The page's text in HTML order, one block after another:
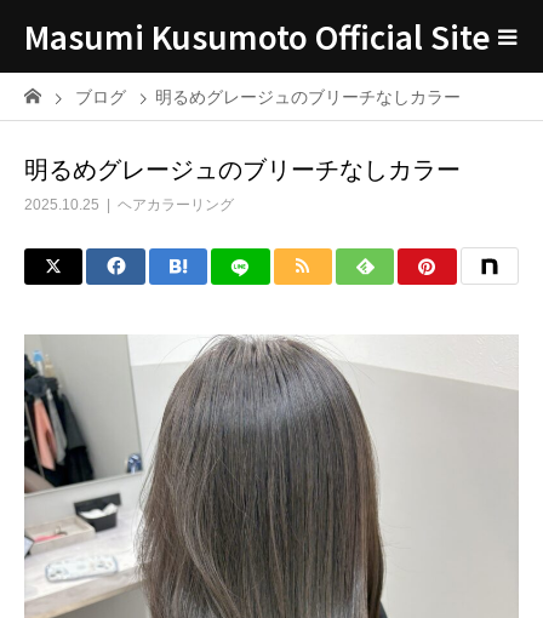
Masumi Kusumoto Official Site
ブログ 明るめグレージュのブリーチなしカラー
明るめグレージュのブリーチなしカラー
2025.10.25 ヘアカラーリング